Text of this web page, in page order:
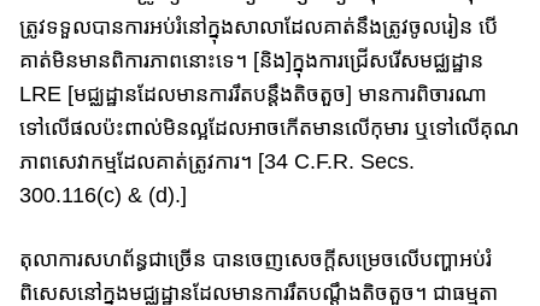
ត្រូវទទួលបាន​ការអប់រំនៅ​ក្នុងសាលាដែលគាត់នឹងត្រូវ​ចូលរៀន បើ
គាត់មិ​ន​មាន​​ពិការភាពនោះទេ​។ [និង]​ក្នុងការ​ជ្រើសរើសមជ្ឈដ្ឋាន​
LRE [មជ្ឈដ្ឋាន​ដែល​មាន​ការរឹតបន្តឹង​តិចតួច] មាន​ការ​ពិចារណា
ទៅលើ​ផលប៉ះពាល់​មិន​​ល្អដែល​អាច​កើត​មាន​លើ​កុមារ ឬ​ទៅ​លើ​គុណ
ភាពសេវាកម្មដែលគាត់ត្រូវការ​​​។ [34 C.F.R. Secs.
300.116(c) & (d).]
តុលាការសហព័ន្ធជាច្រើន បានចេញសេចក្តីសម្រេចលើ​បញ្ហាអប់រំ
ពិសេសនៅ​ក្នុង​មជ្ឈដ្ឋាន​ដែល​​មានការរឹតបណ្ដឹងតិចតួច។ ជា​ធម្មតា​